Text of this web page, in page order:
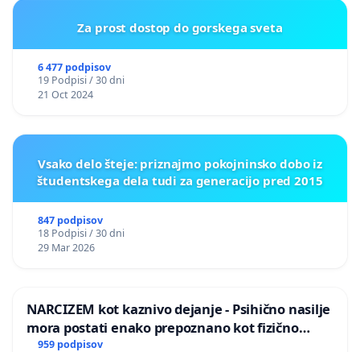
Za prost dostop do gorskega sveta
6 477 podpisov
19 Podpisi / 30 dni
21 Oct 2024
Vsako delo šteje: priznajmo pokojninsko dobo iz
študentskega dela tudi za generacijo pred 2015
847 podpisov
18 Podpisi / 30 dni
29 Mar 2026
NARCIZEM kot kaznivo dejanje - Psihično nasilje
mora postati enako prepoznano kot fizično
nasilje
959 podpisov